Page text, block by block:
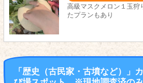
高級マスクメロン１玉狩
たプランもあり
「歴史（古民家・古墳など）」